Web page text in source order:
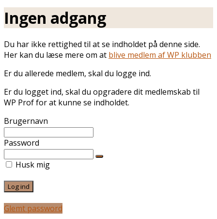
Ingen adgang
Du har ikke rettighed til at se indholdet på denne side.
Her kan du læse mere om at blive medlem af WP klubben
Er du allerede medlem, skal du logge ind.
Er du logget ind, skal du opgradere dit medlemskab til
WP Prof for at kunne se indholdet.
Brugernavn
Password
Husk mig
Glemt password